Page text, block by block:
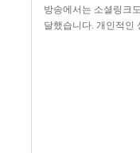
방송에서는 소셜링크
달했습니다 개인적인